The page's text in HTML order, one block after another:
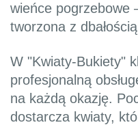
wieńce pogrzebowe
tworzona z
W "Kwiaty-Bukiety"
profesjonalną
na każdą okazję.
dostarcza kwiaty,